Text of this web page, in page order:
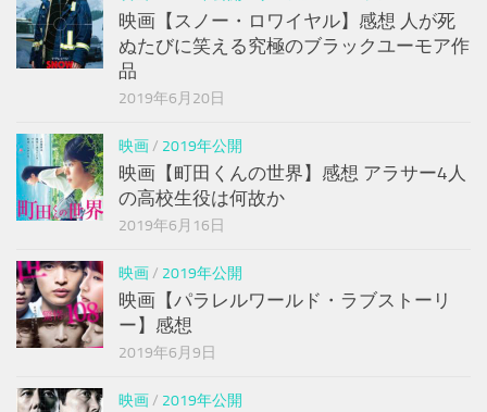
映画【スノー・ロワイヤル】感想 人が死
ぬたびに笑える究極のブラックユーモア作
品
2019年6月20日
映画/ 2019年公開
映画【町田くんの世界】感想 アラサー4人
の高校生役は何故か
2019年6月16日
映画/ 2019年公開
映画【パラレルワールド・ラブストーリ
ー】感想
2019年6月9日
映画/ 2019年公開